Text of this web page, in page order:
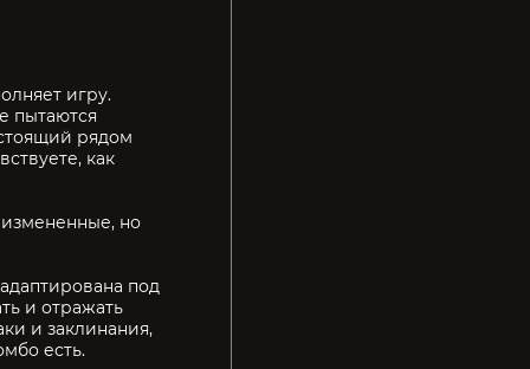
игру.
пытаются
рядом
как
но
под
и отражать
и заклинания,
есть.